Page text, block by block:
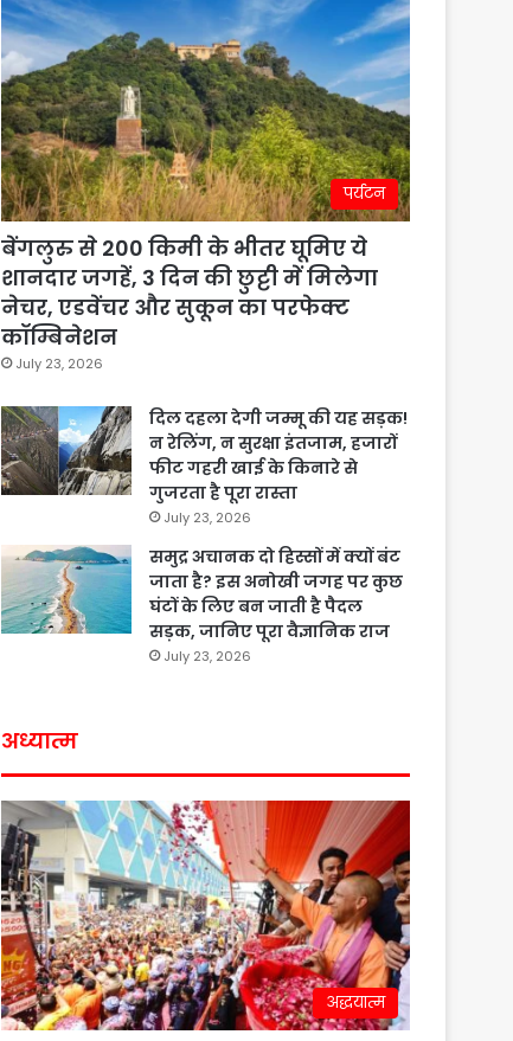
पर्यटन
बेंगलुरु से 200 किमी के भीतर घूमिए ये
शानदार जगहें, 3 दिन की छुट्टी में मिलेगा
नेचर, एडवेंचर और सुकून का परफेक्ट
कॉम्बिनेशन
July 23, 2026
दिल दहला देगी जम्मू की यह सड़क!
न रेलिंग, न सुरक्षा इंतजाम, हजारों
फीट गहरी खाई के किनारे से
गुजरता है पूरा रास्ता
July 23, 2026
समुद्र अचानक दो हिस्सों में क्यों बंट
जाता है? इस अनोखी जगह पर कुछ
घंटों के लिए बन जाती है पैदल
सड़क, जानिए पूरा वैज्ञानिक राज
July 23, 2026
अध्यात्म
अद्धयात्म